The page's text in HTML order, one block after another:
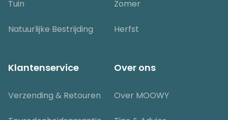
Tuin
Natuurlijke Bestrijding
Zomer
Herfst
Klantenservice
Verzending & Retouren
Over ons
Over MOOWY